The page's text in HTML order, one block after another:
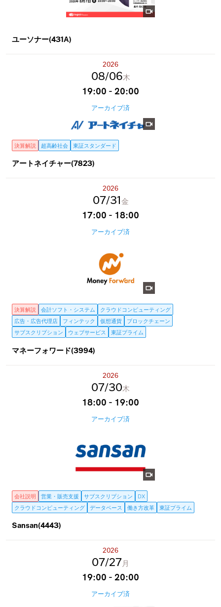
ユーソナー(431A)
2026
08 06木
19:00 - 20:00
アーカイブ済
決算解説 超高齢社会 東証スタンダード
アートネイチャー(7823)
2026
07 31金
17:00 - 18:00
アーカイブ済
決算解説 会計ソフト・システム
クラウドコンピューティング
広告・広告代理店
フィンテック 仮想通貨
ブロックチェーン
サブスクリプション
ウェブサービス 東証プライム
マネーフォワード(3994)
2026
07 30木
18:00 - 19:00
アーカイブ済
会社説明 営業・販売支援 サブスクリプション
DX
クラウドコンピューティング
データベース 働き方改革 東証プライム
Sansan(4443)
2026
07 27月
19:00 - 20:00
アーカイブ済